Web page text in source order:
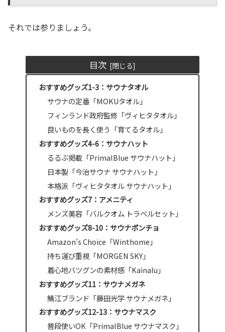
それでは参りましょう。
目次
おすすめグッズ1-3：サウナタオル
サウナの定番「MOKUタオル」
フィンランド政府監修「ヴィヒタタオル」
良いものを長く使う「育てるタオル」
おすすめグッズ4-6：サウナハット
るるぶ掲載「PrimalBlue サウナハット」
日本製「今治サウナ サウナハット」
本格派「ヴィヒタタオル サウナハット」
おすすめグッズ7：アメニティ
メンズ美容「バルクオム トラベルセット」
おすすめグッズ8-10：サウナポンチョ
‎Amazon’s Choice「Winthome」
持ち運び重視「MORGEN SKY」
着心地バツグンの素材感「Kainalu」
おすすめグッズ11：サウナメガネ
鯖江ブランド「藤田光学 サウナメガネ」
おすすめグッズ12-13：サウナマスク
普段使いOK「PrimalBlue サウナマスク」